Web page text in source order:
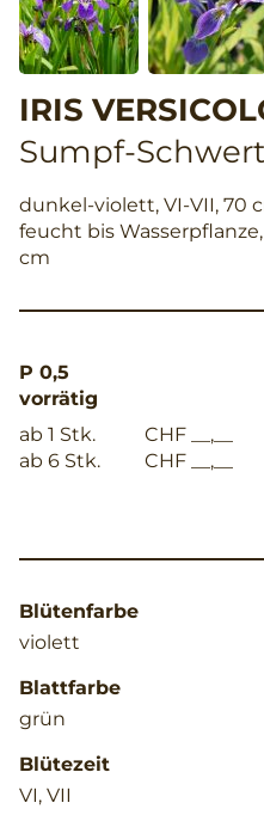
IRIS
Sumpf-
dunkel-violett, VI-VII, 70
feucht bis
cm
P 0,5
vorrätig
ab 1 Stk.
CHF __,__
ab 6 Stk.
CHF __,__
Blütenfarbe
violett
Blattfarbe
grün
Blütezeit
VI, VII